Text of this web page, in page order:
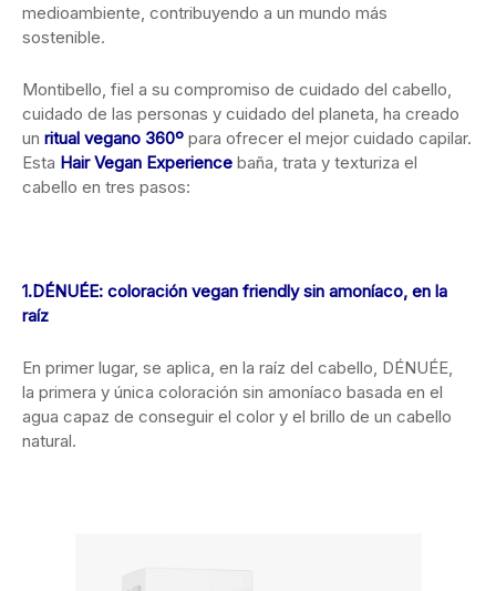
medioambiente, contribuyendo a un mundo más
sostenible.
Montibello, fiel a su compromiso de cuidado del cabello,
cuidado de las personas y cuidado del planeta, ha creado
un ritual vegano 360º para ofrecer el mejor cuidado capilar.
Esta Hair Vegan Experience baña, trata y texturiza el
cabello en tres pasos:
1.DÉNUÉE: coloración vegan friendly sin amoníaco, en la
raíz
En primer lugar, se aplica, en la raíz del cabello, DÉNUÉE,
la primera y única coloración sin amoníaco basada en el
agua capaz de conseguir el color y el brillo de un cabello
natural.